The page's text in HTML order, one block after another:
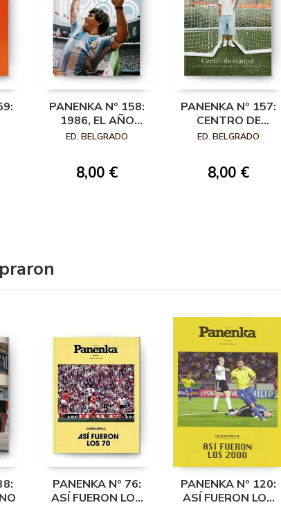
PANENKA Nº 158:
1986, EL AÑO
FAVORITO DEL
ED. BELGRADO
8,00 €
PANENKA Nº 157:
CENTRO DE
CONTROL
ED. BELGRADO
8,00 €
PANENKA Nº 76:
ASÍ FUERON LOS
PANENKA Nº 120:
ASÍ FUERON LOS